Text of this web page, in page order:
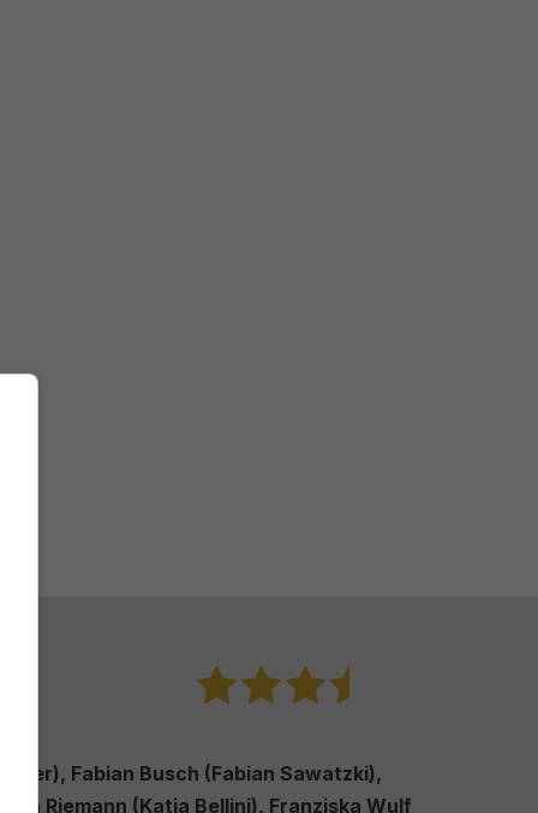
Fabian Busch (Fabian Sawatzki),
Riemann (Katja Bellini), Franziska Wulf